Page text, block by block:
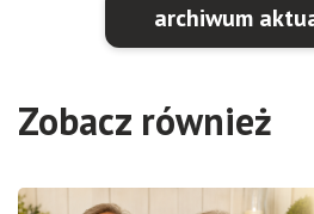
archiwum
Zobacz również